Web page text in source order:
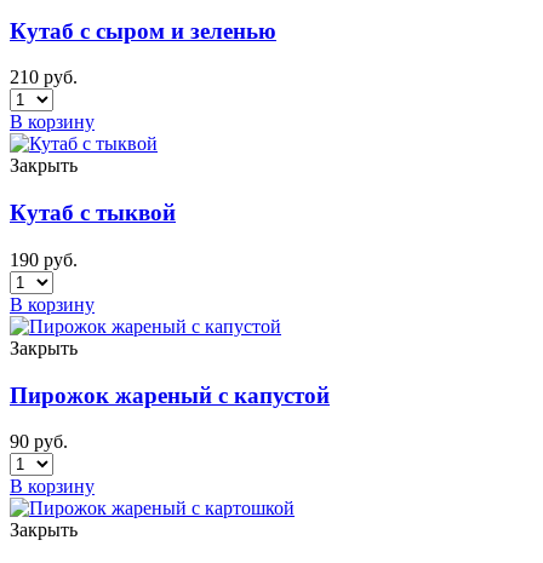
Кутаб с сыром и зеленью
210 руб.
В корзину
Закрыть
Кутаб с тыквой
190 руб.
В корзину
Закрыть
Пирожок жареный с капустой
90 руб.
В корзину
Закрыть